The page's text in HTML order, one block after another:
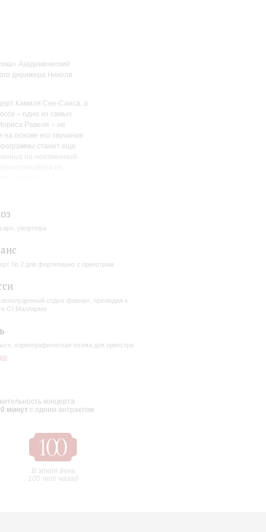
Академический
дирижера Николя
Камиля Сен-Санса, а
– одно из самых
Равеля – не
основе его звучания
станет еще
на неизменный
увертюра
№ 2 для фортепиано с оркестром
отдых фавна», прелюдия к
Ст.Малларме
хореографическая поэма для оркестра
концерта
минут с одним антрактом
В этот день
100 лет назад